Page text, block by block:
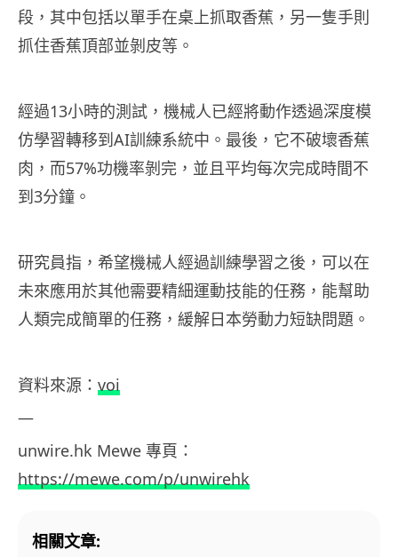
段，其中包括以單手在桌上抓取香蕉，另一隻手則
抓住香蕉頂部並剝皮等。
經過13小時的測試，機械人已經將動作透過深度模
仿學習轉移到AI訓練系統中。最後，它不破壞香蕉
肉，而57%功機率剝完，並且平均每次完成時間不
到3分鐘。
研究員指，希望機械人經過訓練學習之後，可以在
未來應用於其他需要精細運動技能的任務，能幫助
人類完成簡單的任務，緩解日本勞動力短缺問題。
資料來源： voi
—
unwire.hk Mewe 專頁：
https://mewe.com/p/unwirehk
相關文章: